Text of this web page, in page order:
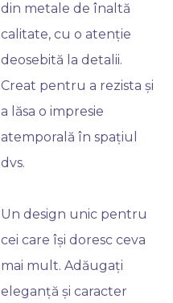
din metale de înaltă
calitate, cu o atenție
deosebită la detalii.
Creat pentru a rezista și
a lăsa o impresie
atemporală în spațiul
dvs.
Un design unic pentru
cei care își doresc ceva
mai mult. Adăugați
eleganță și caracter